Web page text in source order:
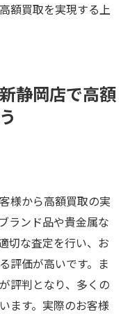
額買取を実現する上
静岡店で高額
様から高額買取の実
ランド品や貴金属な
切な査定を行い、お
評価が高いです。ま
評判となり、多くの
ます。実際のお客様